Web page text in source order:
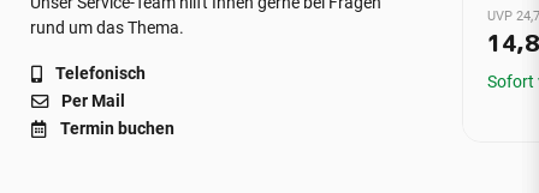
rund um das Thema.
Telefonisch
Per Mail
Termin buchen
UVP
Sofort